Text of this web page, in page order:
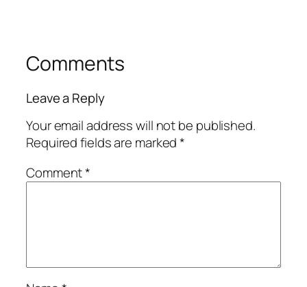
Comments
Leave a Reply
Your email address will not be published.
Required fields are marked*
Comment*